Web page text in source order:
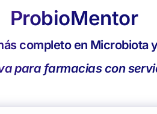
ProbioMentor
completo en Microbiota
para farmacias con